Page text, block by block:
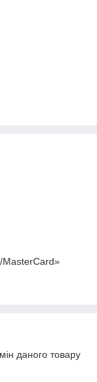
MasterCard»
даного товару